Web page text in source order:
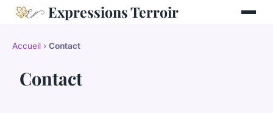
Expressions Terroir
Accueil › Contact
Contact